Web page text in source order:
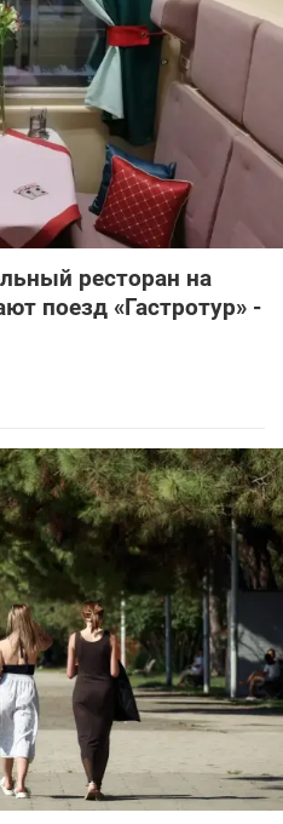
ресторан на
поезд «Гастротур» -